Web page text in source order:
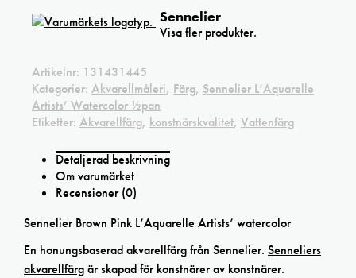
Sennelier
Visa fler produkter.
Artikelnr: 131431445
Kategorier: Akvarellmåleri, Färg, Sennelier L’Aquarelle
Artists’ Watercolor ½pan
Etiketter: Akvarellfärg, konstnärskvalitet, Vattenfärg
Detaljerad beskrivning
Om varumärket
Recensioner (0)
Sennelier Brown Pink L’Aquarelle Artists’ watercolor
En honungsbaserad akvarellfärg från Sennelier. Senneliers
akvarellfärgär skapad för konstnärer av konstnärer.